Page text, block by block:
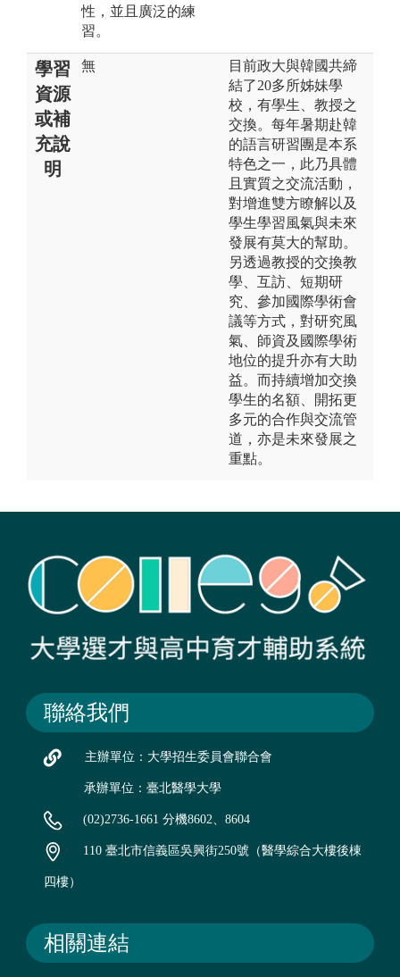
性，並且廣泛的練
習。
學習
資源
或補
充說
明
無
目前政大與韓國共締
結了20多所姊妹學
校，有學生、教授之
交換。每年暑期赴韓
的語言研習團是本系
特色之一，此乃具體
且實質之交流活動，
對增進雙方瞭解以及
學生學習風氣與未來
發展有莫大的幫助。
另透過教授的交換教
學、互訪、短期研
究、參加國際學術會
議等方式，對研究風
氣、師資及國際學術
地位的提升亦有大助
益。而持續增加交換
學生的名額、開拓更
多元的合作與交流管
道，亦是未來發展之
重點。
聯絡我們
主辦單位：大學招生委員會聯合會
承辦單位：臺北醫學大學
(02)2736-1661 分機8602、8604
110 臺北市信義區吳興街250號（醫學綜合大樓後棟
四樓）
相關連結